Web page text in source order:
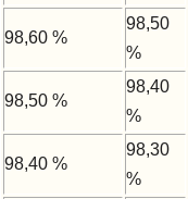
98,60 %
98,50
%
98,50 %
98,40
%
98,40 %
98,30
%